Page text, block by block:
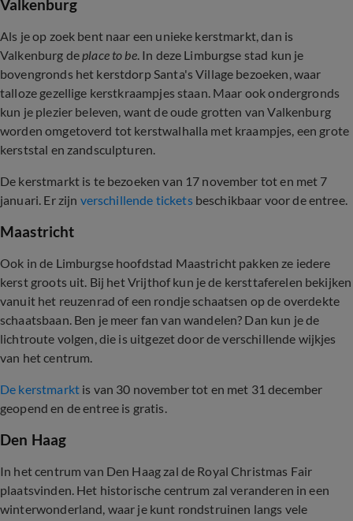
Valkenburg
Als je op zoek bent naar een unieke kerstmarkt, dan is
Valkenburg deplace to be. In deze Limburgse stad kun je
bovengronds het kerstdorp Santa's Village bezoeken, waar
talloze gezellige kerstkraampjes staan. Maar ook ondergronds
kun je plezier beleven, want de oude grotten van Valkenburg
worden omgetoverd tot kerstwalhalla met kraampjes, een grote
kerststal en zandsculpturen.
De kerstmarkt is te bezoeken van 17 november tot en met 7
januari. Er zijn verschillende tickets beschikbaar voor de entree.
Maastricht
Ook in de Limburgse hoofdstad Maastricht pakken ze iedere
kerst groots uit. Bij het Vrijthof kun je de kersttaferelen bekijken
vanuit het reuzenrad of een rondje schaatsen op de overdekte
schaatsbaan. Ben je meer fan van wandelen? Dan kun je de
lichtroute volgen, die is uitgezet door de verschillende wijkjes
van het centrum.
De kerstmarkt is van 30 november tot en met 31 december
geopend en de entree is gratis.
Den Haag
In het centrum van Den Haag zal de Royal Christmas Fair
plaatsvinden. Het historische centrum zal veranderen in een
winterwonderland, waar je kunt rondstruinen langs vele